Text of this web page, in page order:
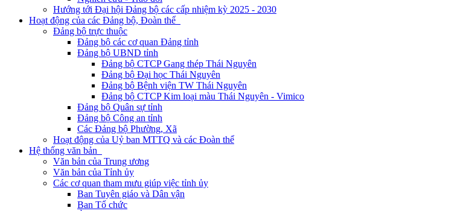
Hướng tới Đại hội Đảng bộ các cấp nhiệm kỳ 2025 - 2030
Hoạt động của các Đảng bộ, Đoàn thể
Đảng bộ trực thuộc
Đảng bộ các cơ quan Đảng tỉnh
Đảng bộ UBND tỉnh
Đảng bộ CTCP Gang thép Thái Nguyên
Đảng bộ Đại học Thái Nguyên
Đảng bộ Bệnh viện TW Thái Nguyên
Đảng bộ CTCP Kim loại màu Thái Nguyên - Vimico
Đảng bộ Quân sự tỉnh
Đảng bộ Công an tỉnh
Các Đảng bộ Phường, Xã
Hoạt động của Uỷ ban MTTQ và các Đoàn thể
Hệ thống văn bản
Văn bản của Trung ương
Văn bản của Tỉnh ủy
Các cơ quan tham mưu giúp việc tỉnh ủy
Ban Tuyên giáo và Dân vận
Ban Tổ chức